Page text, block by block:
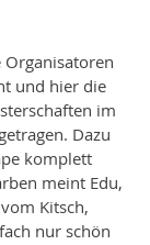
Organisatoren
und hier die
im
Dazu
komplett
meint Edu,
Kitsch,
nur schön